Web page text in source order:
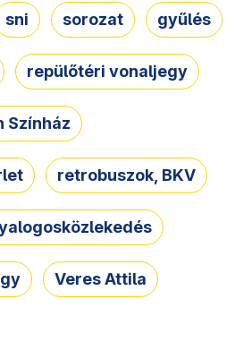
sni sorozat gyűlés
repülőtéri vonaljegy
Színház
retrobuszok, BKV
Veres Attila